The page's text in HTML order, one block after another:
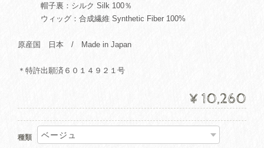
帽子裏：シルク Silk 100％
ウィッグ：合成繊維 Synthetic Fiber 100%
原産国 日本 / Made in Japan
＊特許出願済６０１４９２１号
¥10,260
種類